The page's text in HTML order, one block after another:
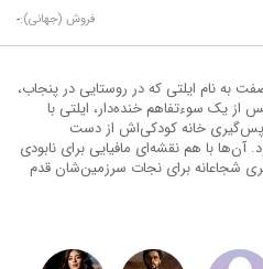
فروش (جهانی):-
به نام ایلتی که در روستایی در پنجاب،
یک سوء‌تفاهم خنده‌دار، ایلتی با
خانه کودکی‌اش از دست
با هم نقشه‌ای مافیایی برای نابودی
شجاعانه برای نجات سرزمین‌شان قدم